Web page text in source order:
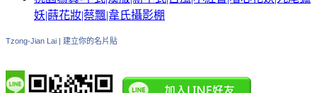
妖|蒔花妝|蔡飄|韋氏攝影棚
Tzong-Jian Lai | 建立你的名片貼